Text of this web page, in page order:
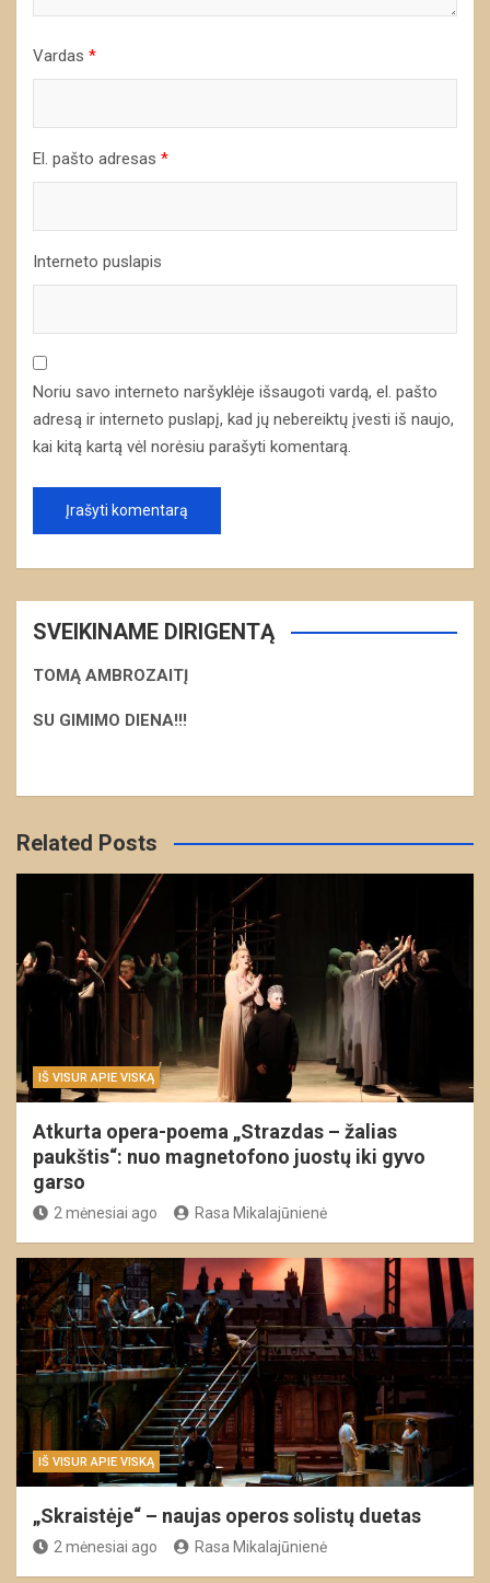
Vardas *
El. pašto adresas *
Interneto puslapis
Noriu savo interneto naršyklėje išsaugoti vardą, el. pašto
adresą ir interneto puslapį, kad jų nebereiktų įvesti iš naujo,
kai kitą kartą vėl norėsiu parašyti komentarą.
SVEIKINAME DIRIGENTĄ
TOMĄ AMBROZAITĮ
SU GIMIMO DIENA!!!
Related Posts
IŠ VISUR APIE VISKĄ
Atkurta opera-poema „Strazdas – žalias
paukštis“: nuo magnetofono juostų iki gyvo
garso
2 mėnesiai ago Rasa Mikalajūnienė
IŠ VISUR APIE VISKĄ
„Skraistėje“ – naujas operos solistų duetas
2 mėnesiai ago Rasa Mikalajūnienė